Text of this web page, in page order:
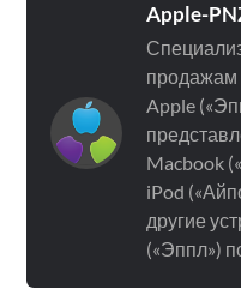
Apple-
продажам
Apple
Macbook
iPod
другие
(«Эппл»)